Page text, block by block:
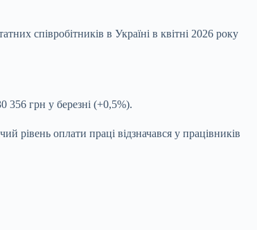
співробітників в Україні в квітні 2026 року
356 грн у березні (+0,5%).
рівень оплати праці відзначався у працівників